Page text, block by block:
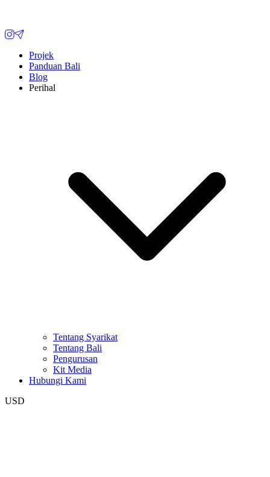
Projek
Panduan Bali
Blog
Perihal
Tentang Syarikat
Tentang Bali
Pengurusan
Kit Media
Hubungi Kami
USD